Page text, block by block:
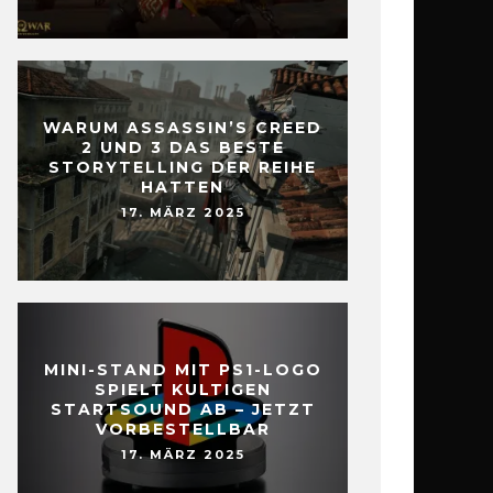
WARUM ASSASSIN’S CREED
2 UND 3 DAS BESTE
STORYTELLING DER REIHE
HATTEN
17. MÄRZ 2025
MINI-STAND MIT PS1-LOGO
SPIELT KULTIGEN
STARTSOUND AB – JETZT
VORBESTELLBAR
17. MÄRZ 2025